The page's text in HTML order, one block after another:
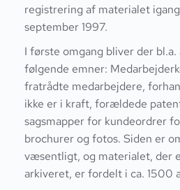
registrering af materialet
september 1997.
I første omgang bliver der
følgende emner:
fratrådte medarbejdere,
ikke er i kraft, forældede
sagsmapper for kundeordrer
brochurer og fotos. Siden er
væsentligt, og materialet, der
arkiveret, er fordelt i ca. 1500